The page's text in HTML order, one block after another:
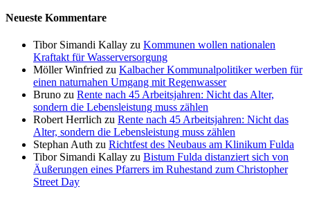
Neueste Kommentare
Tibor Simandi Kallay zu Kommunen wollen nationalen
Kraftakt für Wasserversorgung
Möller Winfried zu Kalbacher Kommunalpolitiker werben für
einen naturnahen Umgang mit Regenwasser
Bruno zu Rente nach 45 Arbeitsjahren: Nicht das Alter,
sondern die Lebensleistung muss zählen
Robert Herrlich zu Rente nach 45 Arbeitsjahren: Nicht das
Alter, sondern die Lebensleistung muss zählen
Stephan Auth zu Richtfest des Neubaus am Klinikum Fulda
Tibor Simandi Kallay zu Bistum Fulda distanziert sich von
Äußerungen eines Pfarrers im Ruhestand zum Christopher
Street Day